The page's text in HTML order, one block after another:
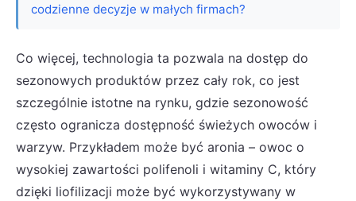
codzienne decyzje w małych firmach?
Co więcej, technologia ta pozwala na dostęp do
sezonowych produktów przez cały rok, co jest
szczególnie istotne na rynku, gdzie sezonowość
często ogranicza dostępność świeżych owoców i
warzyw. Przykładem może być aronia – owoc o
wysokiej zawartości polifenoli i witaminy C, który
dzięki liofilizacji może być wykorzystywany w